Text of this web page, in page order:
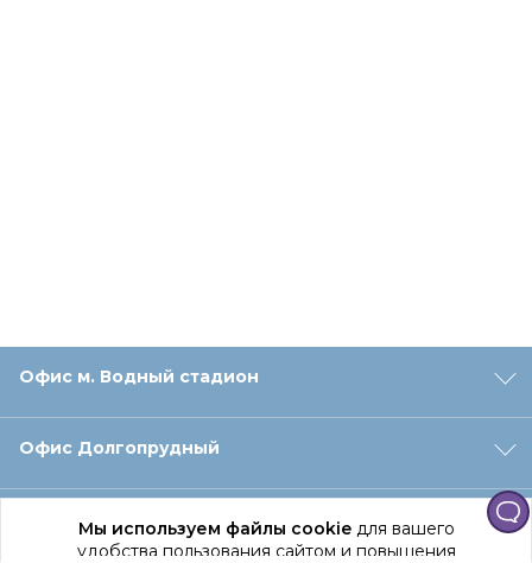
Мы используем файлы cookieдля вашего
удобства пользования сайтом и повышения
Офис м. Водный стадион
Офис Долгопрудный
Офис Санкт‑Петербург